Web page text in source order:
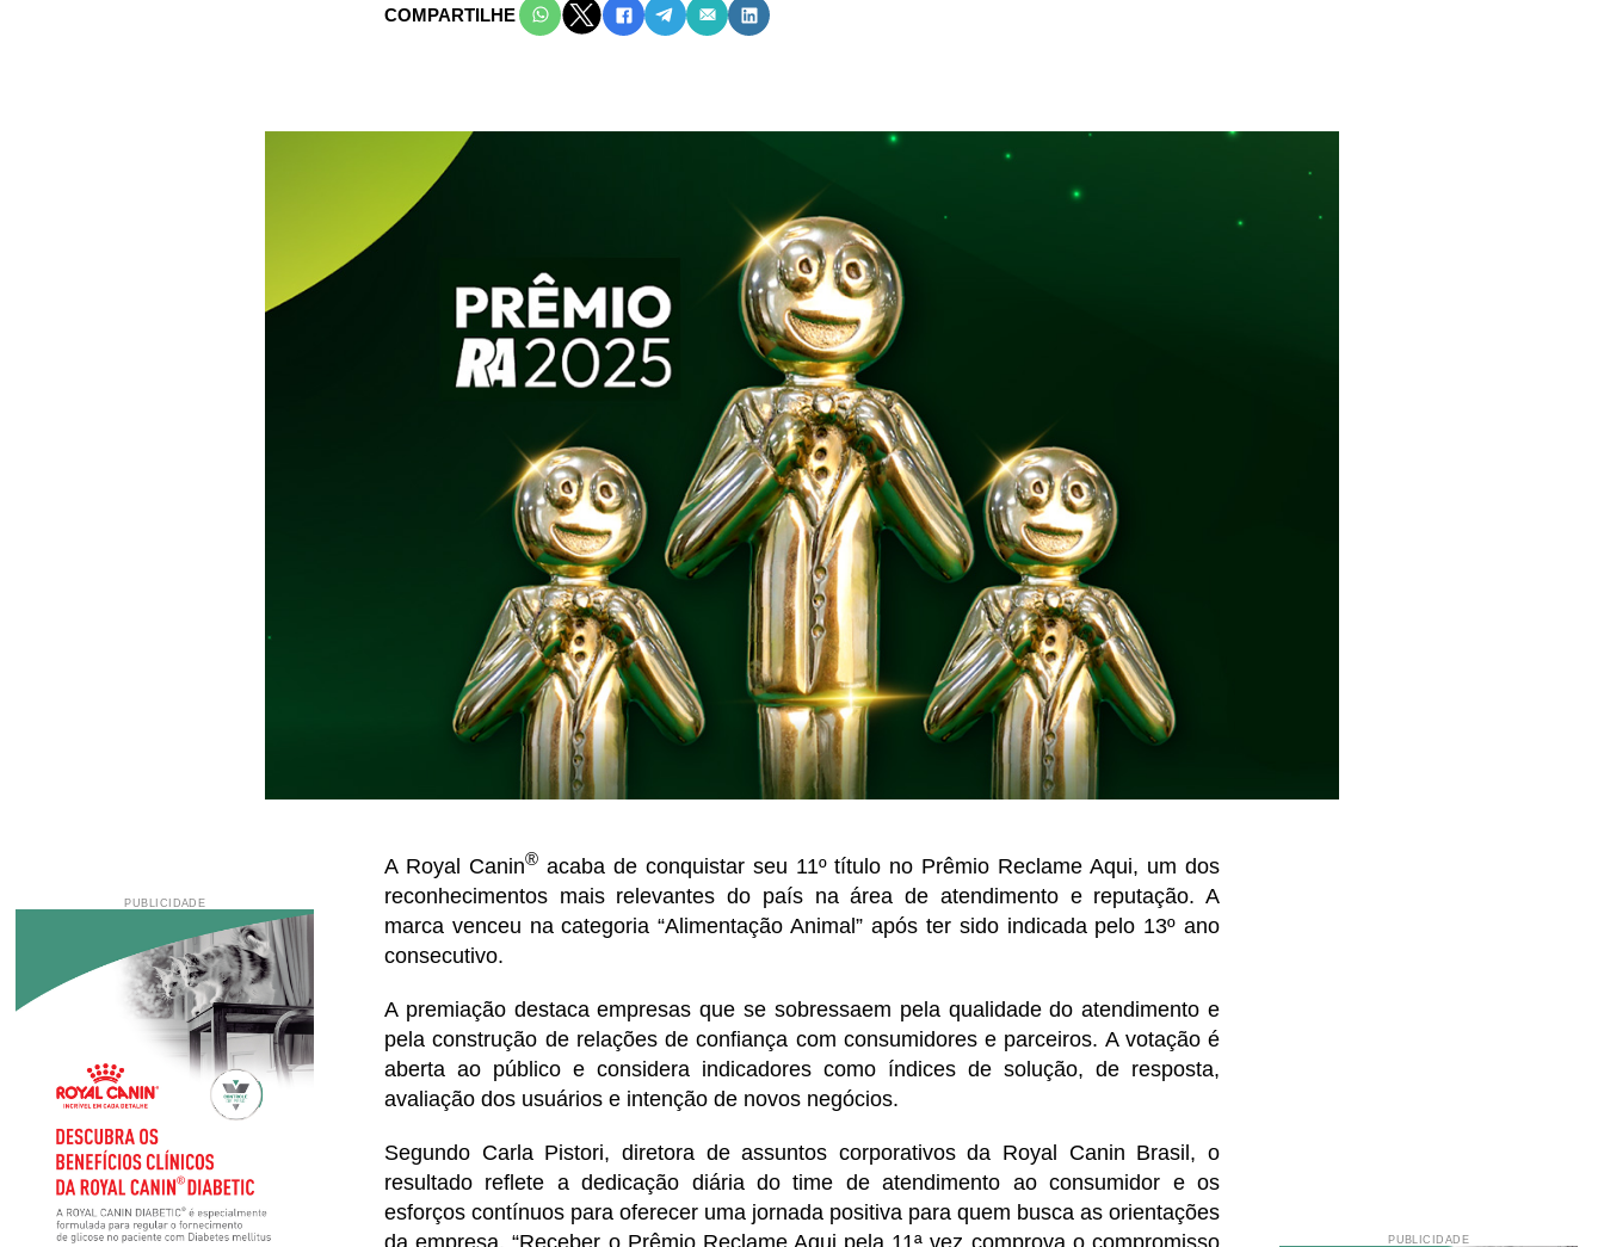
COMPARTILHE
A Royal Canin®acaba de conquistar seu 11º título no Prêmio Reclame Aqui, um dos
reconhecimentos mais relevantes do país na área de atendimento e reputação. A
marca venceu na categoria “Alimentação Animal” após ter sido indicada pelo 13º ano
consecutivo.
A premiação destaca empresas que se sobressaem pela qualidade do atendimento e
pela construção de relações de confiança com consumidores e parceiros. A votação é
aberta ao público e considera indicadores como índices de solução, de resposta,
avaliação dos usuários e intenção de novos negócios.
PUBLICIDADE
Segundo Carla Pistori, diretora de assuntos corporativos da Royal Canin Brasil, o
resultado reflete a dedicação diária do time de atendimento ao consumidor e os
esforços contínuos para oferecer uma jornada positiva para quem busca as orientações
da empresa. “Receber o Prêmio Reclame Aqui pela 11ª vez comprova o compromisso
PUBLICIDADE